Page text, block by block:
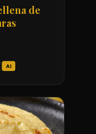
de
AI